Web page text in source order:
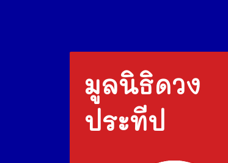
มูลนิธิดวง
ประทีป